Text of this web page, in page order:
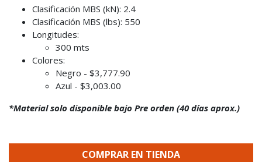
Clasificación MBS (kN): 2.4
Clasificación MBS (lbs): 550
Longitudes:
300 mts
Colores:
Negro - $3,777.90
Azul - $3,003.00
*Material solo disponible bajo Pre orden (40 días aprox.)
COMPRAR EN TIENDA